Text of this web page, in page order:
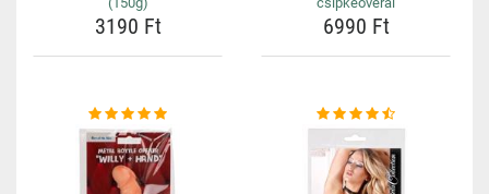
3190 Ft 6990 Ft